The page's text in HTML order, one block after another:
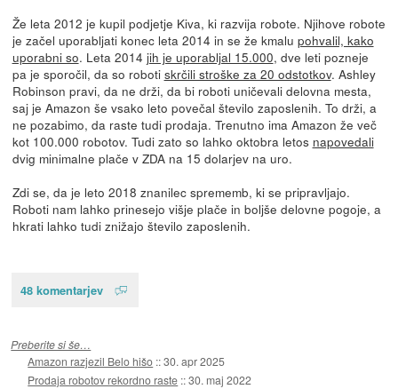
Že leta 2012 je kupil podjetje Kiva, ki razvija robote. Njihove robote
je začel uporabljati konec leta 2014 in se že kmalu pohvalil, kako
uporabni so. Leta 2014 jih je uporabljal 15.000, dve leti pozneje
pa je sporočil, da so roboti skrčili stroške za 20 odstotkov. Ashley
Robinson pravi, da ne drži, da bi roboti uničevali delovna mesta,
saj je Amazon še vsako leto povečal število zaposlenih. To drži, a
ne pozabimo, da raste tudi prodaja. Trenutno ima Amazon že več
kot 100.000 robotov. Tudi zato so lahko oktobra letos napovedali
dvig minimalne plače v ZDA na 15 dolarjev na uro.
Zdi se, da je leto 2018 znanilec sprememb, ki se pripravljajo.
Roboti nam lahko prinesejo višje plače in boljše delovne pogoje, a
hkrati lahko tudi znižajo število zaposlenih.
48 komentarjev
Preberite si še…
Amazon razjezil Belo hišo ::30. apr 2025
Prodaja robotov rekordno raste ::30. maj 2022